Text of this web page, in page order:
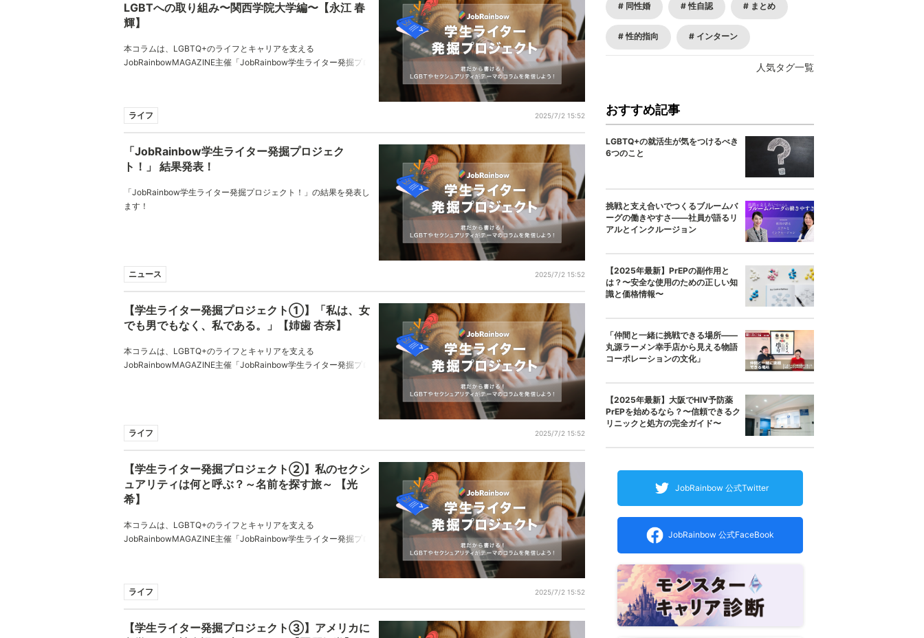
LGBTへの取り組み〜関西学院大学編〜【永江 春
輝】
本コラムは、LGBTQ+のライフとキャリアを支える
JobRainbowMAGAZINE主催「JobRainbow学生ライター発掘プロ
ライフ 2025/7/2 15:52
「JobRainbow学生ライター発掘プロジェク
ト！」 結果発表！
「JobRainbow学生ライター発掘プロジェクト！」の結果を発表し
ます！
ニュース 2025/7/2 15:52
【学生ライター発掘プロジェクト①】「私は、女
でも男でもなく、私である。」【姉歯 杏奈】
本コラムは、LGBTQ+のライフとキャリアを支える
JobRainbowMAGAZINE主催「JobRainbow学生ライター発掘プロ
ライフ 2025/7/2 15:52
【学生ライター発掘プロジェクト②】私のセクシ
ュアリティは何と呼ぶ？～名前を探す旅～ 【光
希】
本コラムは、LGBTQ+のライフとキャリアを支える
JobRainbowMAGAZINE主催「JobRainbow学生ライター発掘プロ
ライフ 2025/7/2 15:52
【学生ライター発掘プロジェクト③】アメリカに
同性婚 性自認 まとめ
性的指向 インターン
人気タグ一覧
おすすめ記事
LGBTQ+の就活生が気をつけるべき
6つのこと
挑戦と支え合いでつくるブルームバ
ーグの働きやすさ——社員が語るリ
アルとインクルージョン
【2025年最新】PrEPの副作用と
は？〜安全な使用のための正しい知
識と価格情報〜
「仲間と一緒に挑戦できる場所——
丸源ラーメン幸手店から見える物語
コーポレーションの文化」
【2025年最新】大阪でHIV予防薬
PrEPを始めるなら？〜信頼できるク
リニックと処方の完全ガイド〜
JobRainbow 公式Twitter
JobRainbow 公式FaceBook